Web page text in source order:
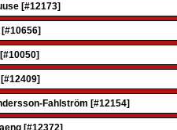
[#12173]
Fahlström [#12154]